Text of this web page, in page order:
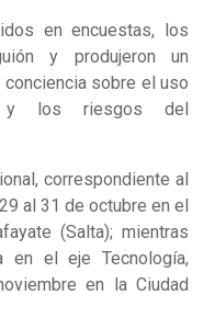
en encuestas, los
y produjeron un
sobre el uso
y los riesgos del
correspondiente al
al 31 de octubre en el
(Salta); mientras
en el eje Tecnología,
en la Ciudad